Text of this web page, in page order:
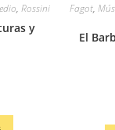
, Rossini
y
Fagot,
El